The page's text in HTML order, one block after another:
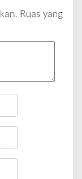
Ruas yang